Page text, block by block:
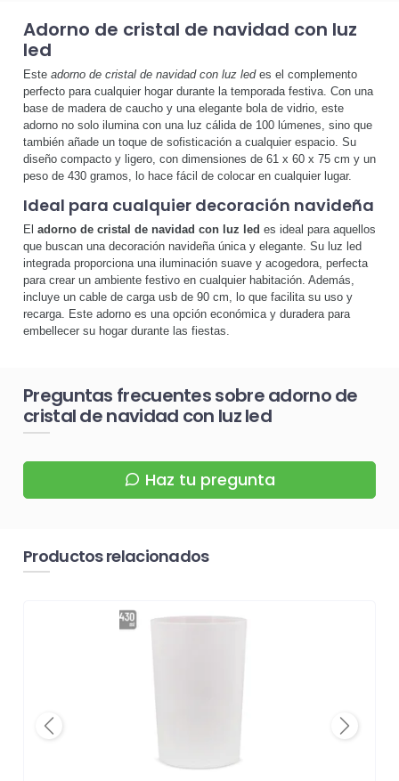
Adorno de cristal de navidad con luz
led
Este adorno de cristal de navidad con luz ledes el complemento
perfecto para cualquier hogar durante la temporada festiva. Con una
base de madera de caucho y una elegante bola de vidrio, este
adorno no solo ilumina con una luz cálida de 100 lúmenes, sino que
también añade un toque de sofisticación a cualquier espacio. Su
diseño compacto y ligero, con dimensiones de 61 x 60 x 75 cm y un
peso de 430 gramos, lo hace fácil de colocar en cualquier lugar.
Ideal para cualquier decoración navideña
El adorno de cristal de navidad con luz led es ideal para aquellos
que buscan una decoración navideña única y elegante. Su luz led
integrada proporciona una iluminación suave y acogedora, perfecta
para crear un ambiente festivo en cualquier habitación. Además,
incluye un cable de carga usb de 90 cm, lo que facilita su uso y
recarga. Este adorno es una opción económica y duradera para
embellecer su hogar durante las fiestas.
Preguntas frecuentes sobre adorno de
cristal de navidad con luz led
Haz tu pregunta
Productos relacionados
Previous Next